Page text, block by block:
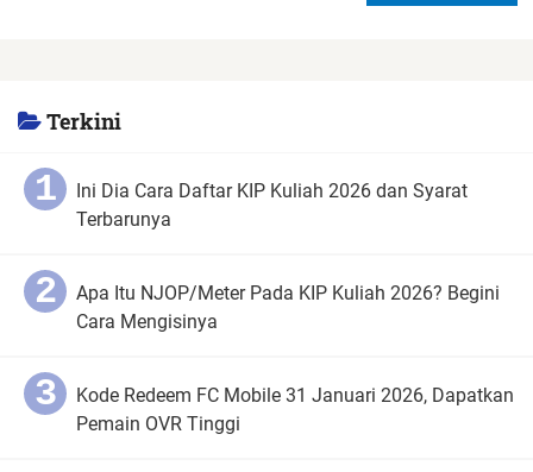
Terkini
Ini Dia Cara Daftar KIP Kuliah 2026 dan Syarat
Terbarunya
Apa Itu NJOP/Meter Pada KIP Kuliah 2026? Begini
Cara Mengisinya
Kode Redeem FC Mobile 31 Januari 2026, Dapatkan
Pemain OVR Tinggi